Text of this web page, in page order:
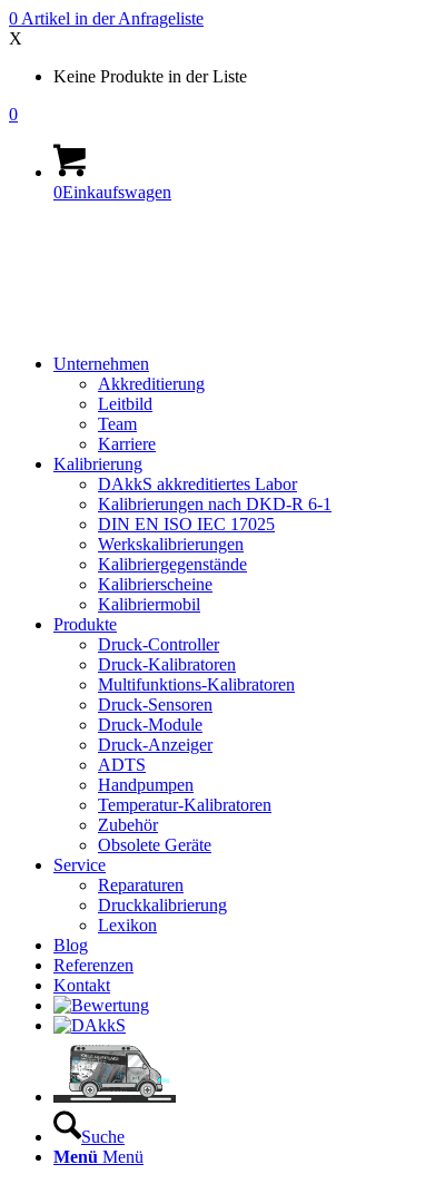
0 Artikel in derAnfrageliste
X
Keine Produkte in der Liste
0
0Einkaufswagen
Unternehmen
Akkreditierung
Leitbild
Team
Karriere
Kalibrierung
DAkkS akkreditiertes Labor
Kalibrierungen nach DKD-R 6-1
DIN EN ISO IEC 17025
Werkskalibrierungen
Kalibriergegenstände
Kalibrierscheine
Kalibriermobil
Produkte
Druck-Controller
Druck-Kalibratoren
Multifunktions-Kalibratoren
Druck-Sensoren
Druck-Module
Druck-Anzeiger
ADTS
Handpumpen
Temperatur-Kalibratoren
Zubehör
Obsolete Geräte
Service
Reparaturen
Druckkalibrierung
Lexikon
Blog
Referenzen
Kontakt
Suche
Menü Menü